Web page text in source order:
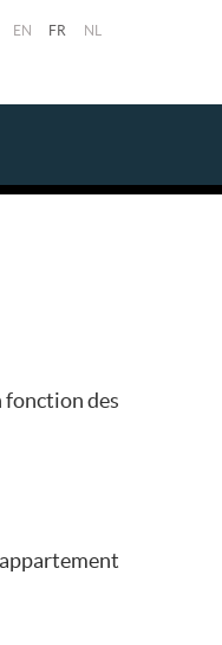
EN FR NL
fonction des